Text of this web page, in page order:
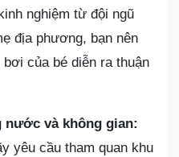
nghiệm từ đội ngũ
địa phương, bạn nên
của bé diễn ra thuận
và không gian:
yêu cầu tham quan khu